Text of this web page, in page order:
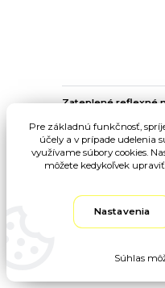
Zateplené reflexné
Pre základnú funkčnosť,
účely a v prípade udelenia
využívame súbory cookies.
môžete kedykoľvek
Nastavenia
Súhlas